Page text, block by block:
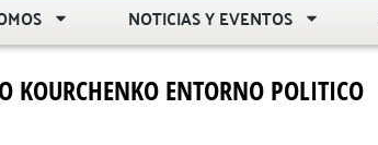
NOTICIAS Y EVENTOS
KOURCHENKO ENTORNO POLITICO